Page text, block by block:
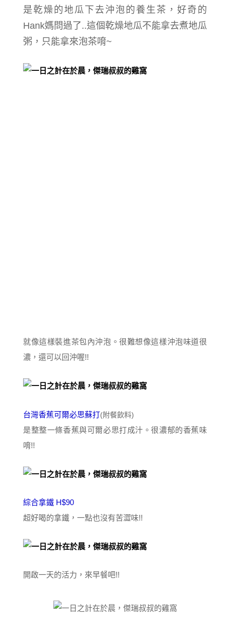
是乾燥的地瓜下去沖泡的養生茶，好奇的
Hank媽問過了..這個乾燥地瓜不能拿去煮地瓜
粥，只能拿來泡茶唷~
就像這樣裝進茶包內沖泡。很難想像這樣沖泡味道很
濃，還可以回沖喔!!
台灣香蕉可爾必思蘇打(附餐飲料)
是整整一條香蕉與可爾必思打成汁。很濃郁的香蕉味
唷!!
綜合拿鐵 H$90
超好喝的拿鐵，一點也沒有苦澀味!!
開啟一天的活力，來早餐吧!!